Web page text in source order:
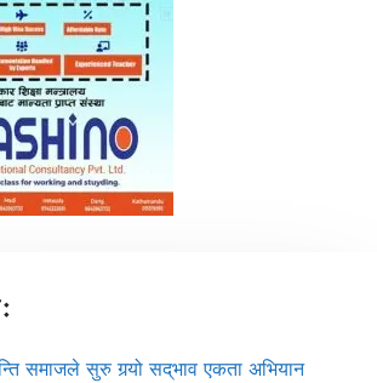
समाजले सुरु गर्‍यो सद्‌भाव एकता अभियान